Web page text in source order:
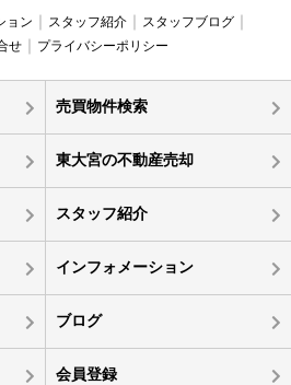
ョン スタッフ紹介
スタッフブログ
せ プライバシーポリシー
売買物件検索
東大宮の不動産売却
スタッフ紹介
インフォメーション
ブログ
会員登録